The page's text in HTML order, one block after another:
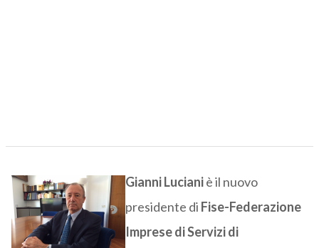
Gianni Lucianiè il nuovo
presidente di Fise-Federazione
Imprese di Servizi di